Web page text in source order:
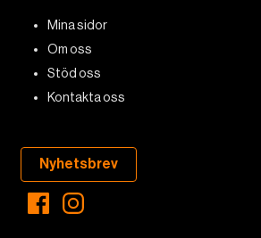
Mina sidor
Om oss
Stöd oss
Kontakta oss
Nyhetsbrev